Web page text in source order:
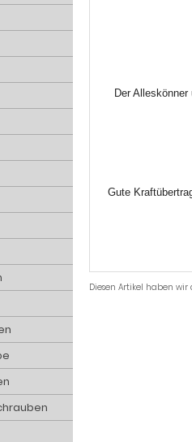
Der
Gute
Diesen Artikel haben wir